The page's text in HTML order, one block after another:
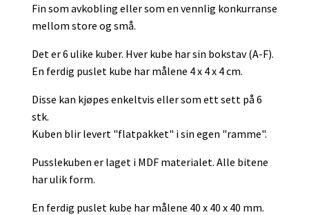
Fin som avkobling eller som en vennlig konkurranse
mellom store og små.
Det er 6 ulike kuber. Hver kube har sin bokstav (A-F).
En ferdig puslet kube har målene 4 x 4 x 4 cm.
Disse kan kjøpes enkeltvis eller som ett sett på 6
stk.
Kuben blir levert "flatpakket" i sin egen "ramme".
Pusslekuben er laget i MDF materialet. Alle bitene
har ulik form.
En ferdig puslet kube har målene 40 x 40 x 40 mm.